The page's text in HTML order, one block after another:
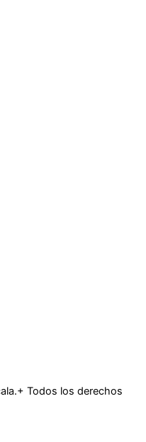
Todos los derechos